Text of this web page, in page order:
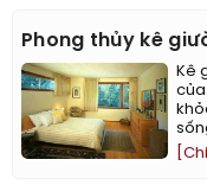
Phong thủy kê
Kê